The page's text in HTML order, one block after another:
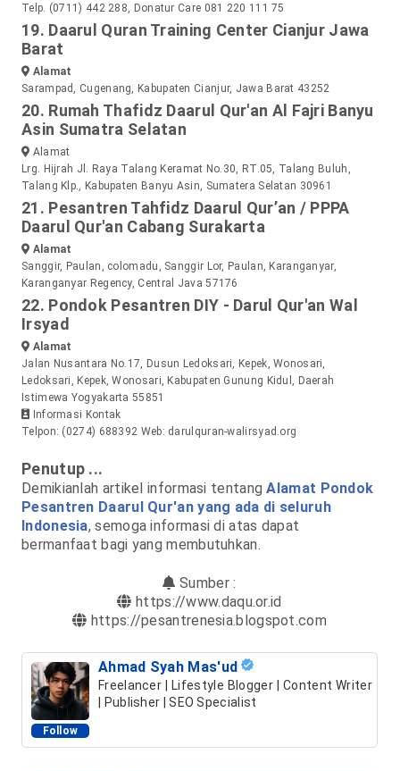
Telp. (0711) 442 288, Donatur Care 081 220 111 75
19. Daarul Quran Training Center Cianjur Jawa
Barat
Alamat
Sarampad, Cugenang, Kabupaten Cianjur, Jawa Barat 43252
20. Rumah Thafidz Daarul Qur'an Al Fajri Banyu
Asin Sumatra Selatan
Alamat
Lrg. Hijrah Jl. Raya Talang Keramat No.30, RT.05, Talang Buluh,
Talang Klp., Kabupaten Banyu Asin, Sumatera Selatan 30961
21. Pesantren Tahfidz Daarul Qur’an / PPPA
Daarul Qur'an Cabang Surakarta
Alamat
Sanggir, Paulan, colomadu, Sanggir Lor, Paulan, Karanganyar,
Karanganyar Regency, Central Java 57176
22. Pondok Pesantren DIY - Darul Qur'an Wal
Irsyad
Alamat
Jalan Nusantara No.17, Dusun Ledoksari, Kepek, Wonosari,
Ledoksari, Kepek, Wonosari, Kabupaten Gunung Kidul, Daerah
Istimewa Yogyakarta 55851
Informasi Kontak
Telpon: (0274) 688392 Web: darulquran-walirsyad.org
Penutup ...
Demikianlah artikel informasi tentangAlamat Pondok
Pesantren Daarul Qur'an yang ada di seluruh
Indonesia, semoga informasi di atas dapat
bermanfaat bagi yang membutuhkan.
Sumber :
https://www.daqu.or.id
https://pesantrenesia.blogspot.com
Follow
Ahmad Syah Mas'ud
Freelancer | Lifestyle Blogger | Content Writer
| Publisher | SEO Specialist